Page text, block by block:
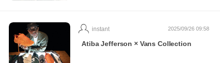
2025/09/26 09:58
instant
Atiba Jefferson × Vans Collection